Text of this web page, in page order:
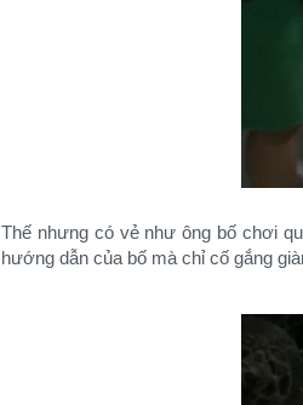
Thế nhưng có vẻ như ông bố chơi
hướng dẫn của bố mà chỉ cố gắng